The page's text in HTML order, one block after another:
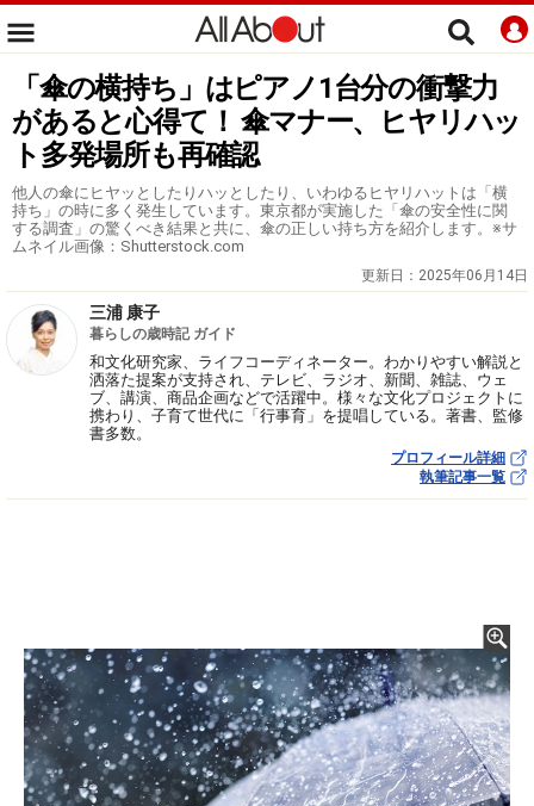
「傘の横持ち」はピアノ1台分の衝撃力
があると心得て！ 傘マナー、ヒヤリハッ
ト多発場所も再確認
他人の傘にヒヤッとしたりハッとしたり、いわゆるヒヤリハットは「横
持ち」の時に多く発生しています。東京都が実施した「傘の安全性に関
する調査」の驚くべき結果と共に、傘の正しい持ち方を紹介します。※サ
ムネイル画像：Shutterstock.com
更新日： 2025年06月14日
三浦 康子
暮らしの歳時記 ガイド
和文化研究家、ライフコーディネーター。わかりやすい解説と
洒落た提案が支持され、テレビ、ラジオ、新聞、雑誌、ウェ
ブ、講演、商品企画などで活躍中。様々な文化プロジェクトに
携わり、子育て世代に「行事育」を提唱している。著書、監修
書多数。
プロフィール詳細
執筆記事一覧